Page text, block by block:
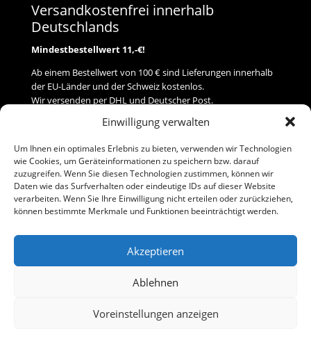
Einwilligung verwalten
Um Ihnen ein optimales Erlebnis zu bieten, verwenden wir Technologien
wie Cookies, um Geräteinformationen zu speichern bzw. darauf
zuzugreifen. Wenn Sie diesen Technologien zustimmen, können wir
Daten wie das Surfverhalten oder eindeutige IDs auf dieser Website
verarbeiten. Wenn Sie Ihre Einwilligung nicht erteilen oder zurückziehen,
können bestimmte Merkmale und Funktionen beeinträchtigt werden.
Akzeptieren
Ablehnen
Voreinstellungen anzeigen
Versandkostenfrei innerhalb
Deutschlands
Mindestbestellwert 11,-€!
Ab einem Bestellwert von 100 € sind Lieferungen innerhalb
der EU-Länder und der Schweiz kostenlos.
Wir versenden per DHL und Deutscher Post.
Versand
Zahlung
Baumann Modellspielwaren
Telefon (0 91 61) 33 84